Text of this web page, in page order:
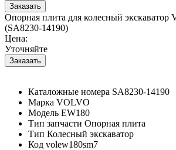
Опорная плита для колесный экскаватор
(SA8230-14190)
Цена:
Уточняйте
Каталожные номера SA8230-14190
Марка VOLVO
Модель EW180
Тип запчасти Опорная плита
Тип Колесный экскаватор
Код volew180sm7